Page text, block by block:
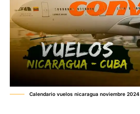
Calendario vuelos nicaragua noviembre 2024